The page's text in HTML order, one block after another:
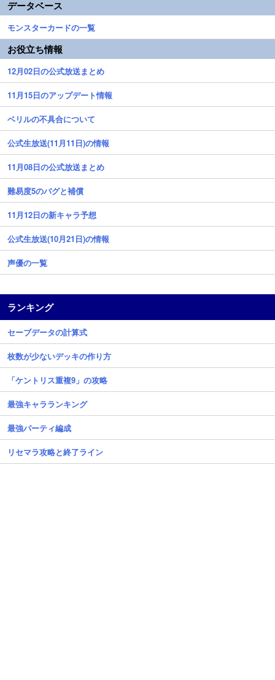
データベース
モンスターカードの一覧
お役立ち情報
12月02日の公式放送まとめ
11月15日のアップデート情報
ベリルの不具合について
公式生放送(11月11日)の情報
11月08日の公式放送まとめ
難易度5のバグと補償
11月12日の新キャラ予想
公式生放送(10月21日)の情報
声優の一覧
ランキング
セーブデータの計算式
枚数が少ないデッキの作り方
「ケントリス重複9」の攻略
最強キャラランキング
最強パーティ編成
リセマラ攻略と終了ライン